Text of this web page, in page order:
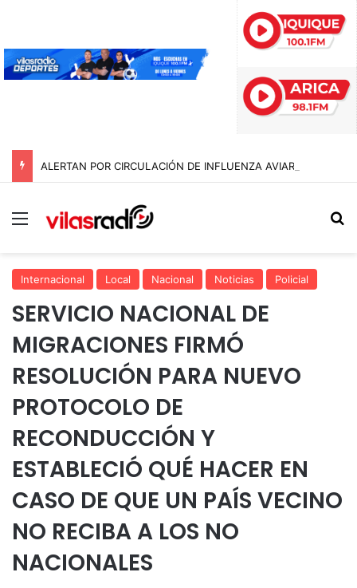
Menú
Internacional Local Nacional Noticias Policial
SERVICIO NACIONAL DE
MIGRACIONES FIRMÓ
RESOLUCIÓN PARA NUEVO
PROTOCOLO DE
RECONDUCCIÓN Y
ESTABLECIÓ QUÉ HACER EN
CASO DE QUE UN PAÍS VECINO
NO RECIBA A LOS NO
NACIONALES